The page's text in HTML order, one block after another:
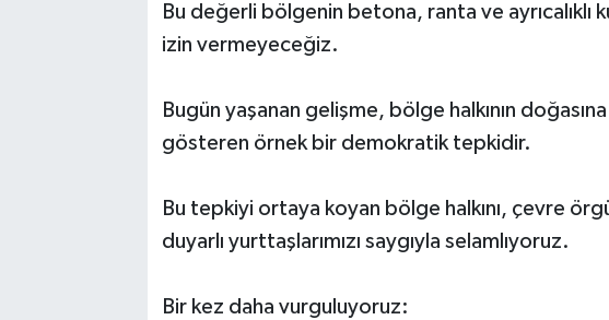
Bu değerli bölgenin betona, ranta ve ayrıcalıklı
izin vermeyeceğiz.
Bugün yaşanan gelişme, bölge halkının doğasına
gösteren örnek bir demokratik tepkidir.
Bu tepkiyi ortaya koyan bölge halkını, çevre
duyarlı yurttaşlarımızı saygıyla selamlıyoruz.
Bir kez daha vurguluyoruz: